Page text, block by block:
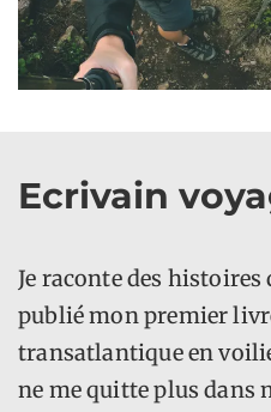
Ecrivain
Je raconte des histoires
publié mon premier
transatlantique en
ne me quitte plus dans